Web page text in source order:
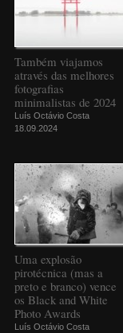
Também viajamos
através das melhores
fotografias
minimalistas de 2024
Luís Octávio Costa
18.09.2024
Uma explosão
pirotécnica (mas a
preto e branco) vence
os Black and White
Photo Awards
Luís Octávio Costa